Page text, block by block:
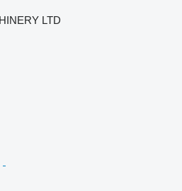
LTD